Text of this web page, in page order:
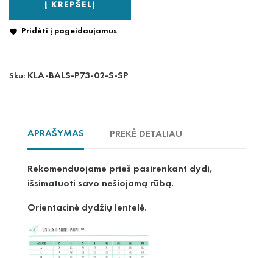
Į KREPŠELĮ
 Pridėti į pageidaujamus
Sku: KLA-BALS-P73-02-S-SP
APRAŠYMAS PREKĖ DETALIAU
Rekomenduojame prieš pasirenkant dydį,
išsimatuoti savo nešiojamą rūbą.
Orientacinė dydžių lentelė.